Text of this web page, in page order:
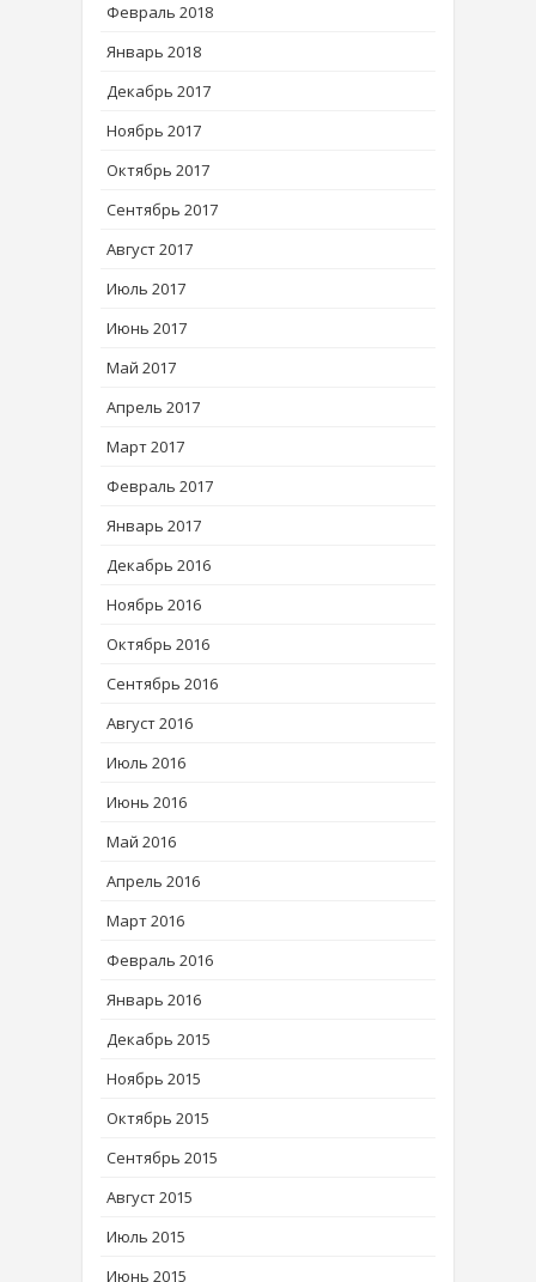
Февраль 2018
Январь 2018
Декабрь 2017
Ноябрь 2017
Октябрь 2017
Сентябрь 2017
Август 2017
Июль 2017
Июнь 2017
Май 2017
Апрель 2017
Март 2017
Февраль 2017
Январь 2017
Декабрь 2016
Ноябрь 2016
Октябрь 2016
Сентябрь 2016
Август 2016
Июль 2016
Июнь 2016
Май 2016
Апрель 2016
Март 2016
Февраль 2016
Январь 2016
Декабрь 2015
Ноябрь 2015
Октябрь 2015
Сентябрь 2015
Август 2015
Июль 2015
Июнь 2015